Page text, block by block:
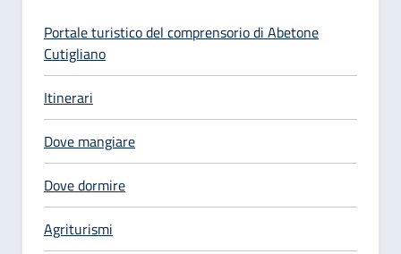
Portale turistico del comprensorio di Abetone
Cutigliano
Itinerari
Dove mangiare
Dove dormire
Agriturismi